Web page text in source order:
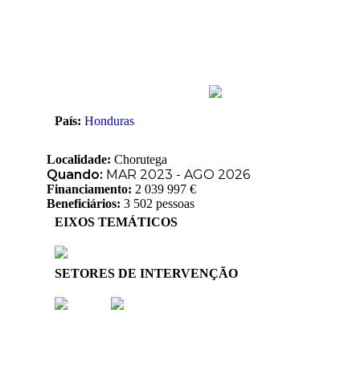
País: Honduras
Localidade: Chorutega
Quando: MAR 2023 - AGO 2026
Financiamento: 2 039 997 €
Beneficiários: 3 502 pessoas
EIXOS TEMÁTICOS
SETORES DE INTERVENÇÃO